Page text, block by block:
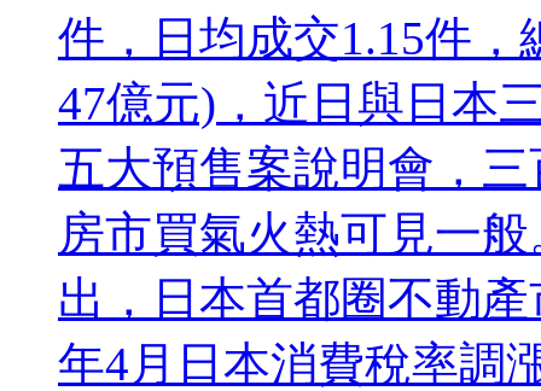
件，日均成交1.15件
47億元)，近日與日本
五大預售案說明會，
房市買氣火熱可見一
出，日本首都圈不動
年4月日本消費稅率調